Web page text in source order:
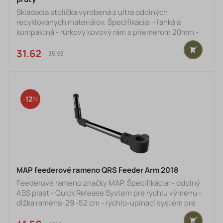
Zavážacie loďky
Vozíky
Rybárske vlasce, šnúry, fluorocarbon
Váhy a vážiace vaky
Čelovky, lampy, svetlá
Nože, nožnice, kliešte, pean
Vagner Fishing
Kajaky
Skladacia stolička vyrobená z ultra odolných
recyklovaných materiálov. Špecifikácia: - ľahká a
kompaktná - rúrkový kovový rám s priemerom 20mm -
rozmery: 45 x 30 x 28cm - recyklovaný štítok Global
Recycled Standard (GRS)
31.62 €35.93 €
12
MAP feederové rameno QRS Feeder Arm 2018
Feederové rameno značky MAP. Špecifikácia: - odolný
ABS plast - Quick Release System pre rýchlu výmenu -
dĺžka ramena: 29 -52 cm - rýchlo-upínací systém pre